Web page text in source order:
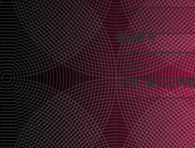
電話番号
お問い合わせ内